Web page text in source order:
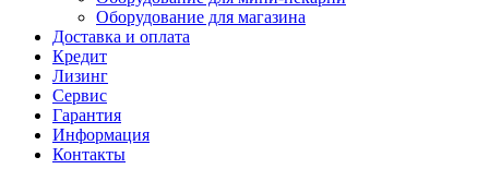
Оборудование для магазина
Доставка и оплата
Кредит
Лизинг
Сервис
Гарантия
Информация
Контакты